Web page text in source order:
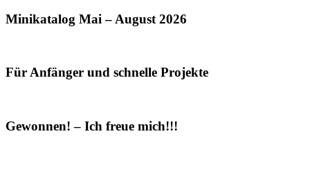
Minikatalog Mai – August 2026
Für Anfänger und schnelle Projekte
Gewonnen! – Ich freue mich!!!